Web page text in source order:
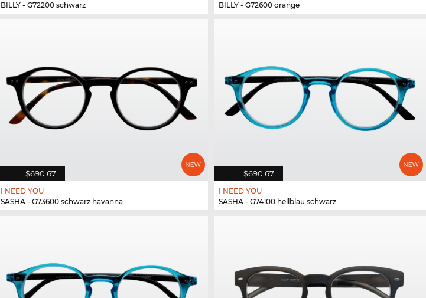
BILLY - G72200 schwarz
BILLY - G72600 orange
$690.67
I NEED YOU
SASHA - G73600 schwarz havanna
$690.67
I NEED YOU
SASHA - G74100 hellblau schwarz